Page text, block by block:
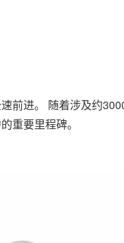
前进。 随着涉及约
重要里程碑。